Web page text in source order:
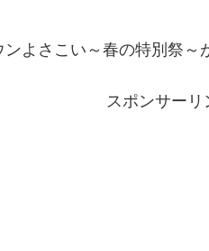
よさこい～春の特別祭～
スポンサーリ